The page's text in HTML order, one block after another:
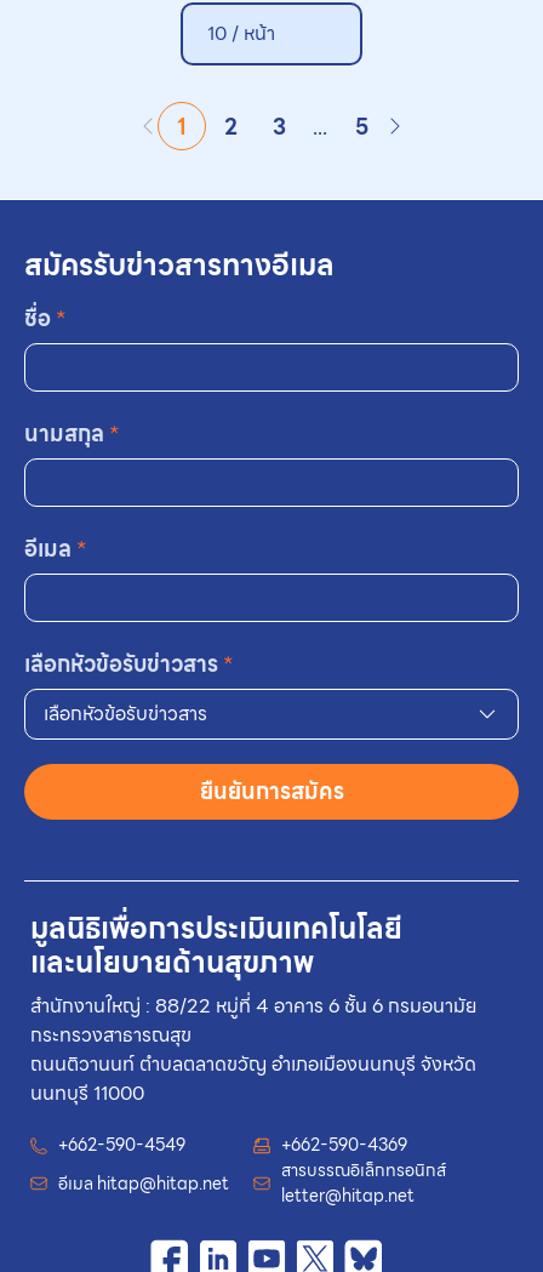
10 / หน้า
1 2 3 ... 5
มูลนิธิเพื่อการประเมินเทคโนโลยี
และนโยบายด้านสุขภาพ
สำนักงานใหญ่ : 88/22 หมู่ที่ 4 อาคาร 6 ชั้น 6 กรมอนามัย
กระทรวงสาธารณสุข
ถนนติวานนท์ ตำบลตลาดขวัญ อำเภอเมืองนนทบุรี จังหวัด
นนทบุรี 11000
+662-590-4549
+662-590-4369
อีเมล hitap@hitap.net
สารบรรณอิเล็กทรอนิกส์
letter@hitap.net
สมัครรับข่าวสารทางอีเมล
ชื่อ*
นามสกุล *
อีเมล *
เลือกหัวข้อรับข่าวสาร*
เลือกหัวข้อรับข่าวสาร
ยืนยันการสมัคร